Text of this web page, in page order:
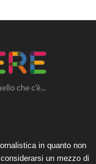
in quanto non
un mezzo di